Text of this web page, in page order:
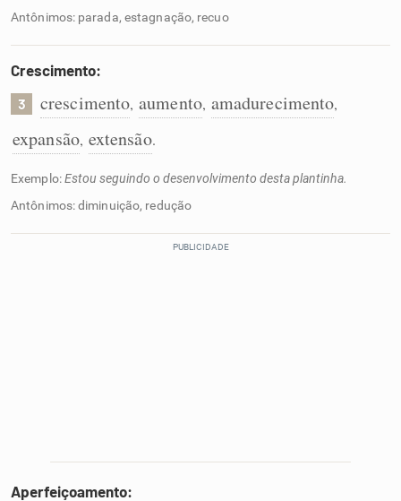
Antônimos: parada, estagnação, recuo
Crescimento:
3 crescimento, aumento, amadurecimento,
expansão, extensão.
Exemplo:Estou seguindo o desenvolvimento desta plantinha.
Antônimos: diminuição, redução
Aperfeiçoamento: